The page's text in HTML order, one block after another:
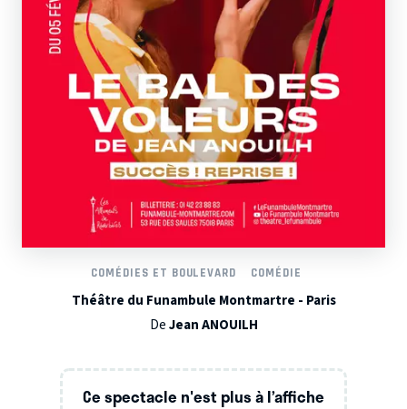
COMÉDIES ET BOULEVARD COMÉDIE
Théâtre du Funambule Montmartre - Paris
DeJean ANOUILH
Ce spectacle n'est plus à l’affiche